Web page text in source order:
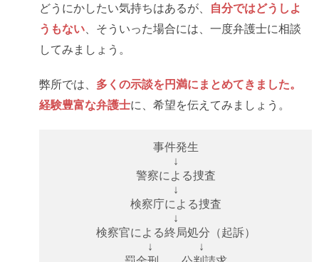
どうにかしたい気持ちはあるが、
自分ではどうしよ
うもない 、そういった場合には、一度弁護士に相談
してみましょう。
弊所では、 多くの示談を円満にまとめてきました。
経験豊富な弁護士に、希望を伝えてみましょう。
事件発生
↓
警察による捜査
↓
検察庁による捜査
↓
検察官による終局処分（起訴）
↓ ↓